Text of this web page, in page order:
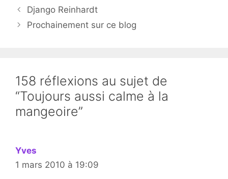
Django Reinhardt
Prochainement sur ce blog
158 réflexions au sujet de
“Toujours aussi calme à la
mangeoire”
Yves
1 mars 2010 à 19:09